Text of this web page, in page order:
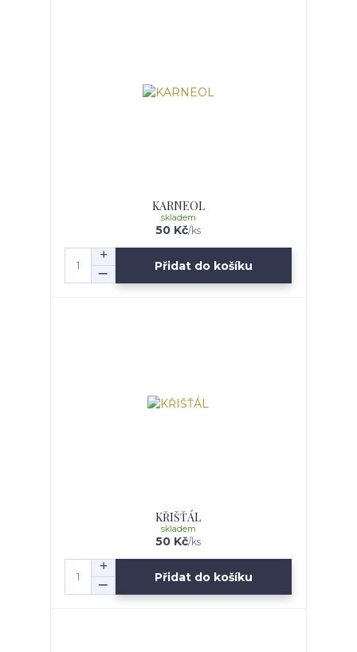
KARNEOL
50 Kč/ks
skladem
Přidat do košíku
KŘIŠŤÁL
50 Kč/ks
skladem
Přidat do košíku